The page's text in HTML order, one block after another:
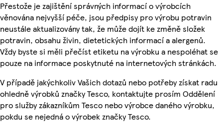
Přestože je zajištění správných informací o výrobcích
věnována nejvyšší péče, jsou předpisy pro výrobu potravin
neustále aktualizovány tak, že může dojít ke změně složek
potravin, obsahu živin, dietetických informací a alergenů.
Vždy byste si měli přečíst etiketu na výrobku a nespoléhat se
pouze na informace poskytnuté na internetových stránkách.
V případě jakýchkoliv Vašich dotazů nebo potřeby získat radu
ohledně výrobků značky Tesco, kontaktujte prosím Oddělení
pro služby zákazníkům Tesco nebo výrobce daného výrobku,
pokdu se nejedná o výrobek značky Tesco.